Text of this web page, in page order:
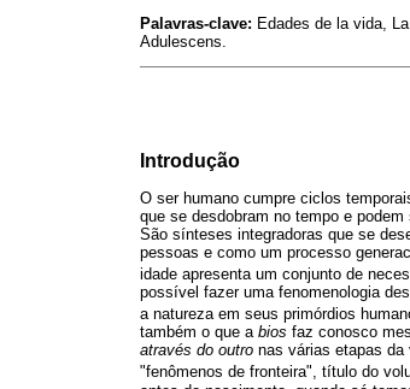
Palavras-clave: Edades de la vida,
Adulescens.
Introdução
O ser humano cumpre ciclos
que se desdobram no tempo e
São sínteses integradoras que se
pessoas e como um processo
idade apresenta um conjunto de
possível fazer uma fenomenologia
a natureza em seus primórdios
também o que a bios faz conosco
através do outro nas várias etapas da
"fenômenos de fronteira", título do